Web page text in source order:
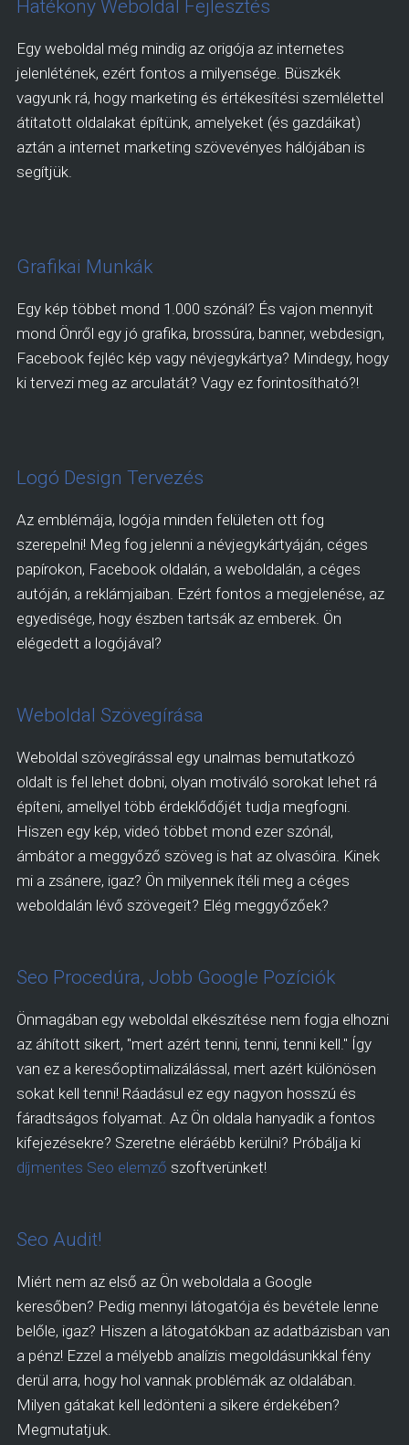
Hatékony Weboldal Fejlesztés
Egy weboldal még mindig az origója az internetes
jelenlétének, ezért fontos a milyensége. Büszkék
vagyunk rá, hogy marketing és értékesítési szemlélettel
átitatott oldalakat építünk, amelyeket (és gazdáikat)
aztán a internet marketing szövevényes hálójában is
segítjük.
Grafikai Munkák
Egy kép többet mond 1.000 szónál? És vajon mennyit
mond Önről egy jó grafika, brossúra, banner, webdesign,
Facebook fejléc kép vagy névjegykártya? Mindegy, hogy
ki tervezi meg az arculatát? Vagy ez forintosítható?!
Logó Design Tervezés
Az emblémája, logója minden felületen ott fog
szerepelni! Meg fog jelenni a névjegykártyáján, céges
papírokon, Facebook oldalán, a weboldalán, a céges
autóján, a reklámjaiban. Ezért fontos a megjelenése, az
egyedisége, hogy észben tartsák az emberek. Ön
elégedett a logójával?
Weboldal Szövegírása
Weboldal szövegírással egy unalmas bemutatkozó
oldalt is fel lehet dobni, olyan motiváló sorokat lehet rá
építeni, amellyel több érdeklődőjét tudja megfogni.
Hiszen egy kép, videó többet mond ezer szónál,
ámbátor a meggyőző szöveg is hat az olvasóira. Kinek
mi a zsánere, igaz? Ön milyennek ítéli meg a céges
weboldalán lévő szövegeit? Elég meggyőzőek?
Seo Procedúra, Jobb Google Pozíciók
Önmagában egy weboldal elkészítése nem fogja elhozni
az áhított sikert, "mert azért tenni, tenni, tenni kell." Így
van ez a keresőoptimalizálással, mert azért különösen
sokat kell tenni! Ráadásul ez egy nagyon hosszú és
fáradtságos folyamat. Az Ön oldala hanyadik a fontos
kifejezésekre? Szeretne eléráébb kerülni? Próbálja ki
díjmentes Seo elemző szoftverünket!
Seo Audit!
Miért nem az első az Ön weboldala a Google
keresőben? Pedig mennyi látogatója és bevétele lenne
belőle, igaz? Hiszen a látogatókban az adatbázisban van
a pénz! Ezzel a mélyebb analízis megoldásunkkal fény
derül arra, hogy hol vannak problémák az oldalában.
Milyen gátakat kell ledönteni a sikere érdekében?
Megmutatjuk.